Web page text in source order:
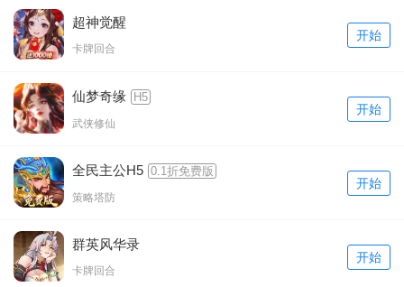
超神觉醒
卡牌回合
开始
仙梦奇缘 H5
武侠修仙
开始
全民主公H5 0.1折免费版
策略塔防
开始
群英风华录
卡牌回合
开始